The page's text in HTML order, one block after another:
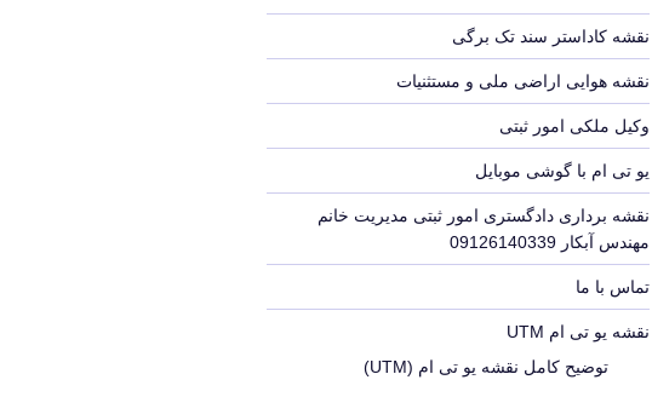
نقشه کاداستر سند تک برگی
نقشه هوایی اراضی ملی و مستثنیات
وکیل ملکی امور ثبتی
یو تی ام با گوشی موبایل
نقشه برداری دادگستری امور ثبتی مدیریت خانم
مهندس آبکار 09126140339
تماس با ما
نقشه یو تی ام UTM
توضیح کامل نقشه یو تی ام (UTM)